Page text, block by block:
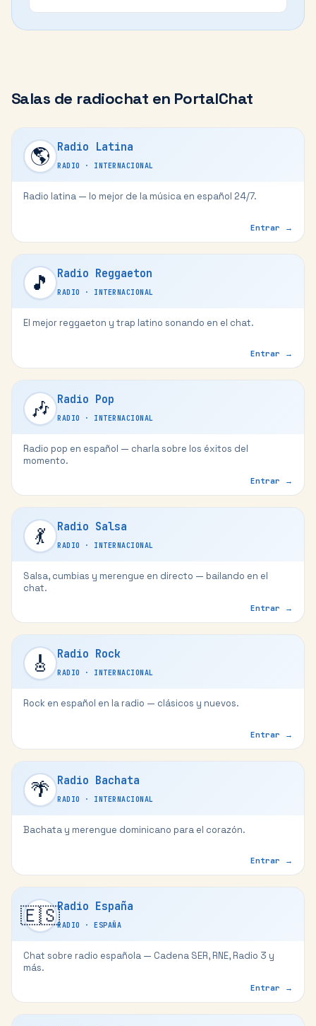
Salas de radiochat en PortalChat
🌎 Radio Latina
RADIO · INTERNACIONAL
Radio latina — lo mejor de la música en español 24/7.
Entrar →
🎵 Radio Reggaeton
RADIO · INTERNACIONAL
El mejor reggaeton y trap latino sonando en el chat.
Entrar →
🎶 Radio Pop
RADIO · INTERNACIONAL
Radio pop en español — charla sobre los éxitos del
momento.
Entrar →
💃 Radio Salsa
RADIO · INTERNACIONAL
Salsa, cumbias y merengue en directo — bailando en el
chat.
Entrar →
🎸 Radio Rock
RADIO · INTERNACIONAL
Rock en español en la radio — clásicos y nuevos.
Entrar →
🌴 Radio Bachata
RADIO · INTERNACIONAL
Bachata y merengue dominicano para el corazón.
Entrar →
🇪🇸Radio España
RADIO · ESPAÑA
Chat sobre radio española — Cadena SER, RNE, Radio 3 y
más.
Entrar →